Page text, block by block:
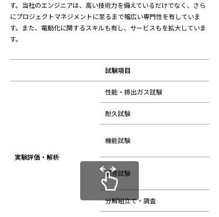
す。当社のエンジニアは、高い技術力を備えているだけでなく、さら
にプロジェクトマネジメントに至るまで幅広い専門性を有していま
す。また、電動化に関するスキルも有し、サービスもを拡大していま
す。
試験項目
実験評価・解析
性能・排出ガス試験
耐久試験
機能試験
騒音試験
分解組立て・調査